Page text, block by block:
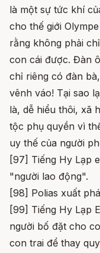
là một sự tức khí
cho thế giới
rằng không phải
con cái được. Đàn
chỉ riêng có đàn
vênh váo! Tại sao
là, dễ hiểu thôi, xã
tộc phụ quyền vì
uy thế của người
[97] Tiếng Hy Lạp
"người lao động".
[98] Polias xuất
[99] Tiếng Hy Lạp
người bố đặt cho
con trai để thay